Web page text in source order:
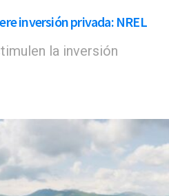
inversión privada: NREL
la inversión